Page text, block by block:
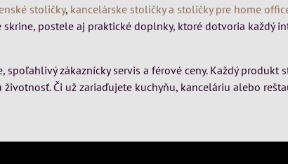
stoličky, kancelárske stoličky a stoličky pre home
skrine, postele aj praktické doplnky, ktoré dotvoria každý
spoľahlivý zákaznícky servis a férové ceny. Každý
Či už zariaďujete kuchyňu, kanceláriu alebo